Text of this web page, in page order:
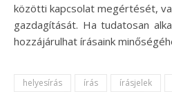
közötti kapcsolat megértését,
gazdagítását. Ha tudatosan
hozzájárulhat írásaink
helyesírás írás írásjelek